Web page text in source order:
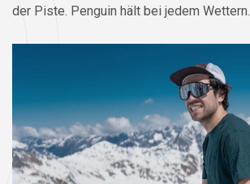
der Piste. Penguin hält bei jedem Wettern.